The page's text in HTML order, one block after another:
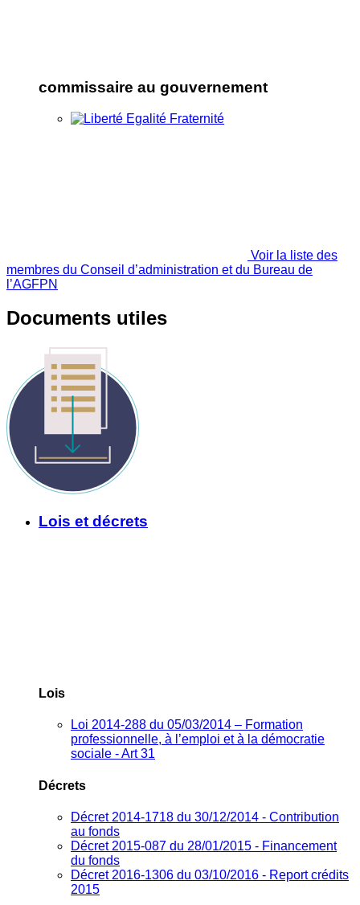
commissaire au gouvernement
Voir la liste des
membres du Conseil d’administration et du Bureau de
l’AGFPN
Documents utiles
Lois et décrets
Lois
Loi 2014-288 du 05/03/2014 – Formation
professionnelle, à l’emploi et à la démocratie
sociale - Art 31
Décrets
Décret 2014-1718 du 30/12/2014 - Contribution
au fonds
Décret 2015-087 du 28/01/2015 - Financement
du fonds
Décret 2016-1306 du 03/10/2016 - Report crédits
2015